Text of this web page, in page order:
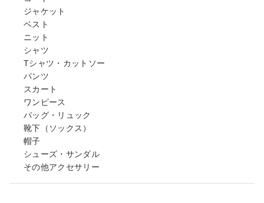
ジャケット
ベスト
ニット
シャツ
Tシャツ・カットソー
パンツ
スカート
ワンピース
バッグ・リュック
靴下（ソックス）
帽子
シューズ・サンダル
その他アクセサリー